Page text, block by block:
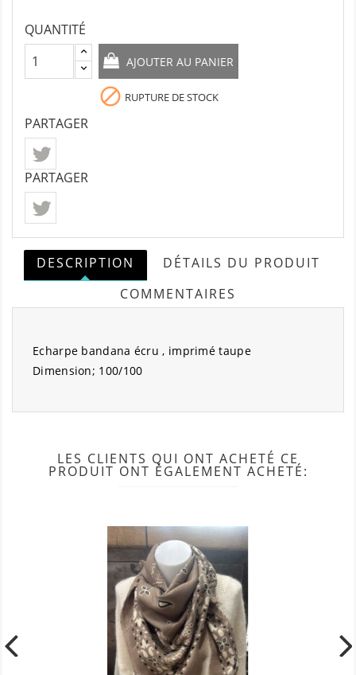
QUANTITÉ
AJOUTER AU PANIER
 RUPTURE DE STOCK
PARTAGER
PARTAGER
DESCRIPTION
DÉTAILS DU PRODUIT
COMMENTAIRES
Echarpe bandana écru , imprimé taupe
Dimension; 100/100
LES CLIENTS QUI ONT ACHETÉ CE
PRODUIT ONT ÉGALEMENT ACHETÉ: